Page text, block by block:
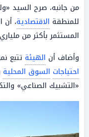
من جانبه، صرح السيد
للمنطقة الاقتصادية، أن
المستثمر بأكثر من ملياري
وأضاف أن الهيئة تتبع
احتياجات السوق المحلية
«التشبيك الصناعي»